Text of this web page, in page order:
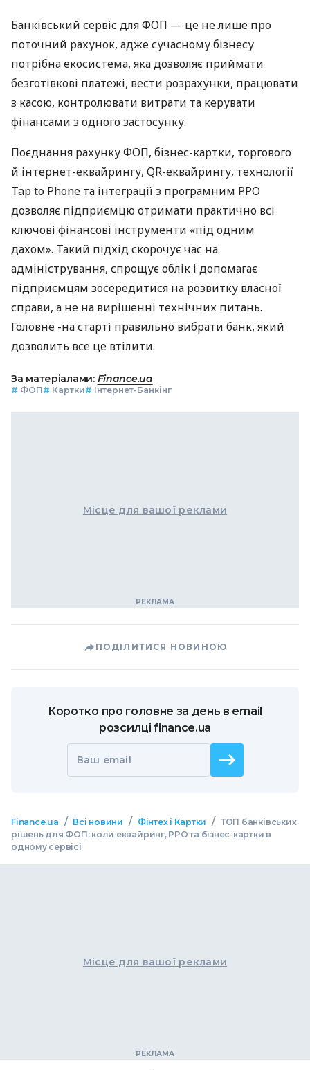
Банківський сервіс для ФОП — це не лише про
поточний рахунок, адже сучасному бізнесу
потрібна екосистема, яка дозволяє приймати
безготівкові платежі, вести розрахунки, працювати
з касою, контролювати витрати та керувати
фінансами з одного застосунку.
Поєднання рахунку ФОП, бізнес-картки, торгового
й інтернет-еквайрингу, QR-еквайрингу, технології
Tap to Phone та інтеграції з програмним РРО
дозволяє підприємцю отримати практично всі
ключові фінансові інструменти «під одним
дахом». Такий підхід скорочує час на
адміністрування, спрощує облік і допомагає
підприємцям зосередитися на розвитку власної
справи, а не на вирішенні технічних питань.
Головне -на старті правильно вибрати банк, який
дозволить все це втілити.
За матеріалами: Finance.ua
# ФОП# Картки# Інтернет-Банкінг
Місце для вашої реклами
ПОДІЛИТИСЯ НОВИНОЮ
Коротко про головне за день в email
розсилці finance.ua
Ваш email
Finance.ua / Всі новини / Фінтех і Картки / ТОП банківських
рішень для ФОП: коли еквайринг, РРО та бізнес-картки в
одному сервісі
Місце для вашої реклами